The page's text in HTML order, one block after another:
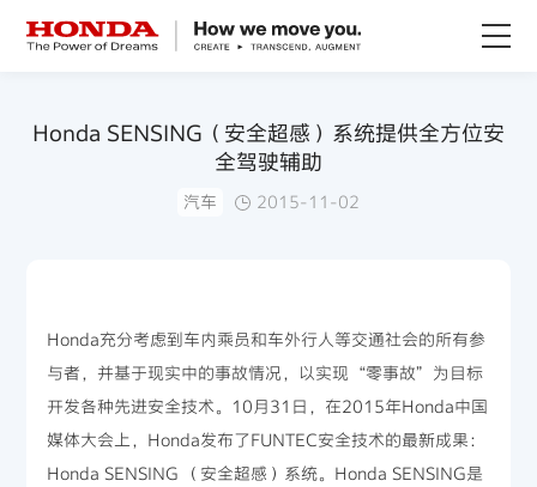
赛事运动
新闻资讯
Honda SENSING（安全超感）系统提供全方位安
全驾驶辅助
汽车 2015-11-02
Honda充分考虑到车内乘员和车外行人等交通社会的所有参
与者，并基于现实中的事故情况，以实现“零事故”为目标
开发各种先进安全技术。10月31日，在2015年Honda中国
媒体大会上，Honda发布了FUNTEC安全技术的最新成果：
Honda SENSING （安全超感）系统。Honda SENSING是